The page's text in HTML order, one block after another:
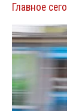
Главное